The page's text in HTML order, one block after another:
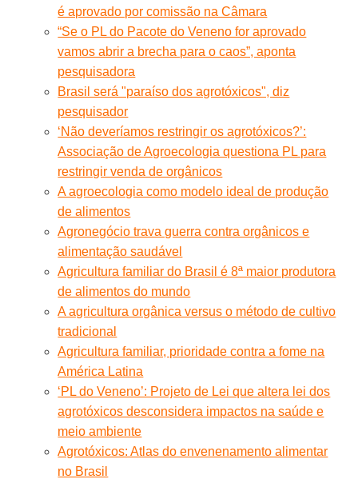
é aprovado por comissão na Câmara
“Se o PL do Pacote do Veneno for aprovado
vamos abrir a brecha para o caos”, aponta
pesquisadora
Brasil será "paraíso dos agrotóxicos", diz
pesquisador
‘Não deveríamos restringir os agrotóxicos?’:
Associação de Agroecologia questiona PL para
restringir venda de orgânicos
A agroecologia como modelo ideal de produção
de alimentos
Agronegócio trava guerra contra orgânicos e
alimentação saudável
Agricultura familiar do Brasil é 8ª maior produtora
de alimentos do mundo
A agricultura orgânica versus o método de cultivo
tradicional
Agricultura familiar, prioridade contra a fome na
América Latina
‘PL do Veneno’: Projeto de Lei que altera lei dos
agrotóxicos desconsidera impactos na saúde e
meio ambiente
Agrotóxicos: Atlas do envenenamento alimentar
no Brasil